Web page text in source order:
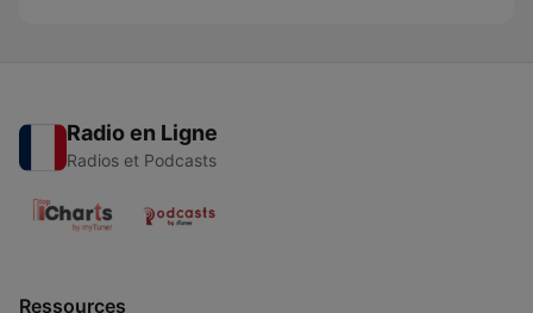
Radio en Ligne
Radios et Podcasts
Ressources